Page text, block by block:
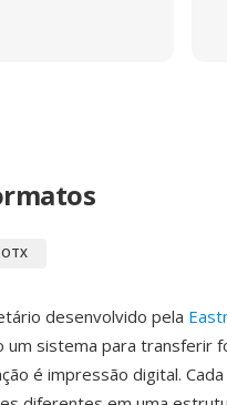
desenvolvido pela
um sistema para transferir
é impressão digital. Cada